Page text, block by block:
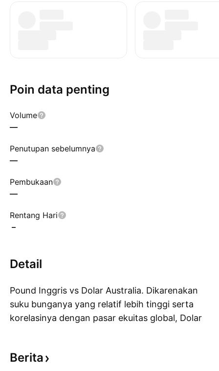
Poin data penting
Volume
—
Penutupan sebelumnya
—
Pembukaan
—
Rentang Hari
–
Detail
Pound Inggris vs Dolar Australia. Dikarenakan
suku bunganya yang relatif lebih tinggi serta
korelasinya dengan pasar ekuitas global, Dolar
ekonomi terbesar di Australia, telah terkena
Berita